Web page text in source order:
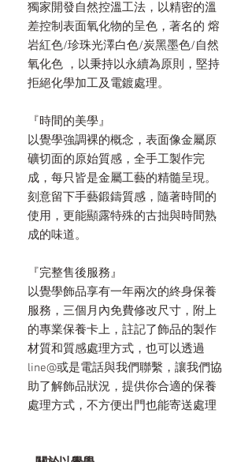
獨家開發自然控溫工法，以精密的溫
差控制表面氧化物的呈色，著名的 熔
岩紅色/珍珠光澤白色/炭黑墨色/自然
氧化色 ，以秉持以永續為原則，堅持
拒絕化學加工及電鍍處理。
『時間的美學』
以覺學強調裸的概念，表面像金屬原
礦切面的原始質感，全手工製作完
成，每只皆是金屬工藝的精髓呈現。
刻意留下手藝鍛鑄質感，隨著時間的
使用，更能顯露特殊的古拙與時間熟
成的味道。
『完整售後服務』
以覺學飾品享有一年兩次的終身保養
服務，三個月內免費修改尺寸，附上
的專業保養卡上，註記了飾品的製作
材質和質感處理方式，也可以透過
line@或是電話與我們聯繫，讓我們協
助了解飾品狀況，提供你合適的保養
處理方式，不方便出門也能寄送處理